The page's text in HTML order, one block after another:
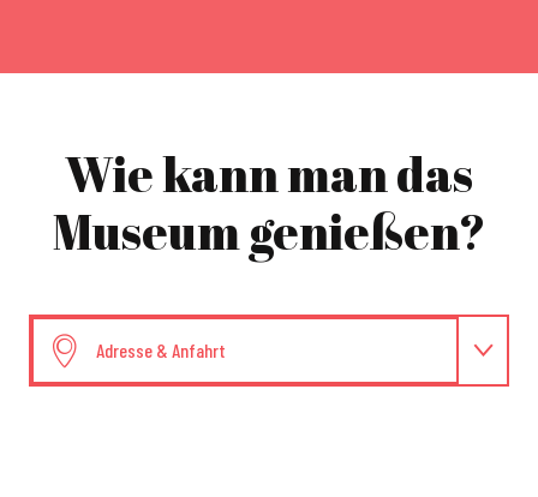
Wie kann man das
Museum genießen?
Adresse & Anfahrt